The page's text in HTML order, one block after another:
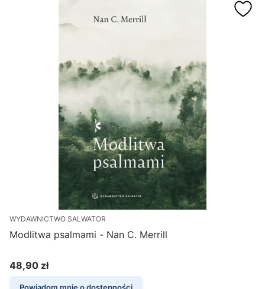
WYDAWNICTWO SALWATOR
Modlitwa psalmami - Nan C. Merrill
Cena
48,90 zł